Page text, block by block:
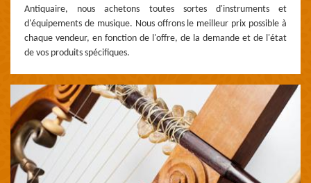
Antiquaire, nous achetons toutes sortes d'instruments et
d'équipements de musique. Nous offrons le meilleur prix possible à
chaque vendeur, en fonction de l'offre, de la demande et de l'état
de vos produits spécifiques.